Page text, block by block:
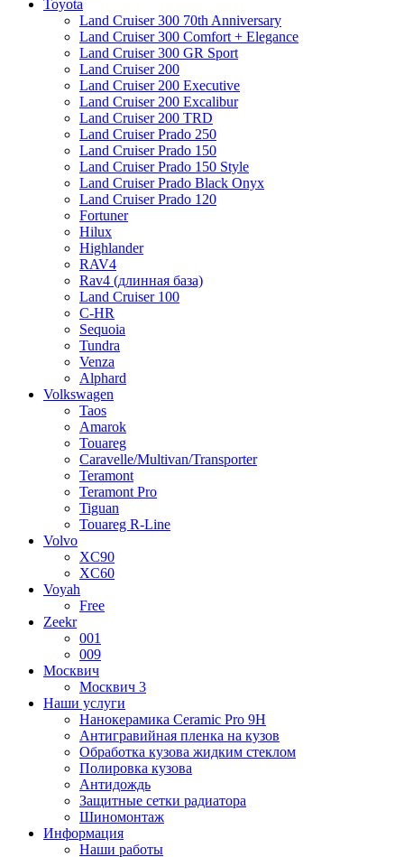
Toyota
Land Cruiser 300 70th Anniversary
Land Cruiser 300 Comfort + Elegance
Land Cruiser 300 GR Sport
Land Cruiser 200
Land Cruiser 200 Executive
Land Cruiser 200 Excalibur
Land Cruiser 200 TRD
Land Cruiser Prado 250
Land Cruiser Prado 150
Land Cruiser Prado 150 Style
Land Cruiser Prado Black Onyx
Land Cruiser Prado 120
Fortuner
Hilux
Highlander
RAV4
Rav4 (длинная база)
Land Cruiser 100
C-HR
Sequoia
Tundra
Venza
Alphard
Volkswagen
Taos
Amarok
Touareg
Caravelle/Multivan/Transporter
Teramont
Teramont Pro
Tiguan
Touareg R-Line
Volvo
XC90
XC60
Voyah
Free
Zeekr
001
009
Москвич
Москвич 3
Наши услуги
Нанокерамика Ceramic Pro 9H
Антигравийная пленка на кузов
Обработка кузова жидким стеклом
Полировка кузова
Антидождь
Защитные сетки радиатора
Шиномонтаж
Информация
Наши работы